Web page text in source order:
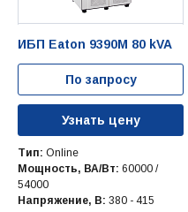
ИБП Eaton 9390M 80 kVA
По запросу
Узнать цену
Тип: Online
Мощность, ВА/Вт: 60000 /
54000
Напряжение, В: 380 - 415